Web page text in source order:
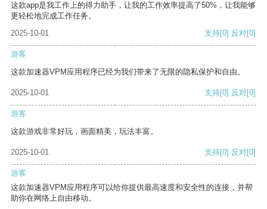
这款app是我工作上的得力助手，让我的工作效率提高了50%，让我能够
更轻松地完成工作任务。
2025-10-01
支持[0] 反对[0]
游客
这款加速器VPM应用程序已经为我们带来了无限的隐私保护和自由。
2025-10-01 支持[0] 反对[0]
游客
这款游戏非常好玩，画面精美，玩法丰富。
2025-10-01 支持[0] 反对[0]
游客
这款加速器VPM应用程序可以给你提供最高速度和安全性的连接，并帮
助你在网络上自由移动。